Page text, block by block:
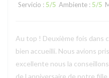
Servicio : 5/5 Ambiente : 5/5
Au top ! Deuxième fois dans
bien accueilli. Nous avions
excellente nous la
de l anniversaire de notre